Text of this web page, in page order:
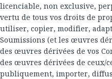
licenciable, non exclusive,
vertu de tous vos droits de
utiliser, copier, modifier,
Soumissions (et les œuvres
des œuvres dérivées de vos
des œuvres dérivées de ceux/
publiquement, importer,